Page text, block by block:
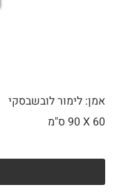
אמן: לימור לובשבסקי
60 X